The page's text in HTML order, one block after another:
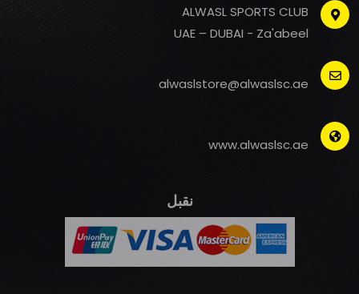
ALWASL SPORTS CLUB
UAE – DUBAI - Za'abeel
alwaslstore@alwaslsc.ae
www.alwaslsc.ae
نقبل